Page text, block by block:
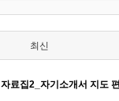
최신
료집2_자기소개서 지도 편